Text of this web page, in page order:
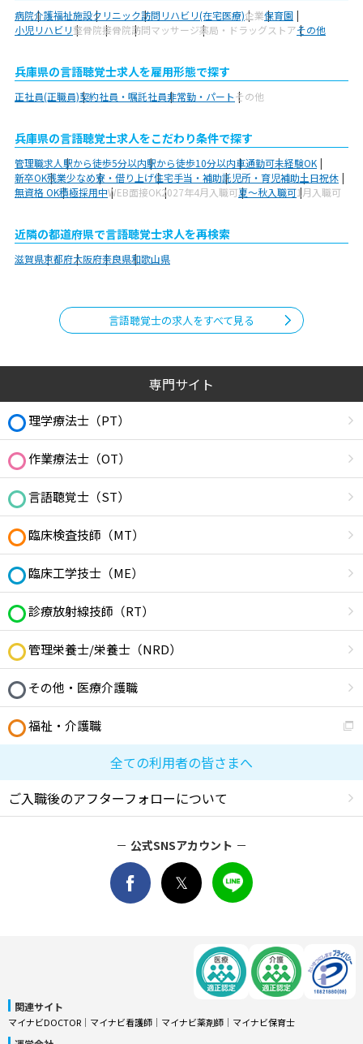
病院介護福祉施設クリニック訪問リハビリ(在宅医療)企業保育園
小児リハビリ整骨院接骨院訪問マッサージ薬局・ドラッグストアその他
兵庫県の言語聴覚士求人を雇用形態で探す
正社員(正職員)契約社員・嘱託社員非常勤・パートその他
兵庫県の言語聴覚士求人をこだわり条件で探す
管理職求人駅から徒歩5分以内駅から徒歩10分以内車通勤可未経験OK
新卒OK残業少なめ寮・借り上げ住宅手当・補助託児所・育児補助土日祝休
無資格 OK積極採用中WEB面接OK2027年4月入職可夏～秋入職可1月入職可
近隣の都道府県で言語聴覚士求人を再検索
滋賀県京都府大阪府奈良県和歌山県
言語聴覚士の求人をすべて見る
専門サイト
理学療法士（PT）
作業療法士（OT）
言語聴覚士（ST）
臨床検査技師（MT）
臨床工学技士（ME）
診療放射線技師（RT）
管理栄養士/栄養士（NRD）
その他・医療介護職
福祉・介護職
全ての利用者の皆さまへ
ご入職後のアフターフォローについて
公式SNSアカウント
関連サイト
マイナビDOCTOR │ マイナビ看護師 │ マイナビ薬剤師 │ マイナビ保育士